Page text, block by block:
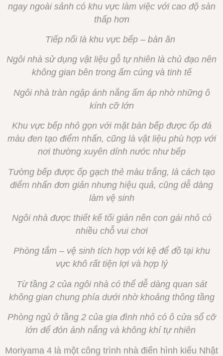
ngay ngoài sảnh có khu vực làm việc với cao độ sàn
thấp hơn
Tiếp nối là khu vực bếp – bàn ăn
Ngôi nhà sử dụng vật liệu gỗ tự nhiên là chủ đạo nên
không gian bên trong ấm cúng và tinh tế
Ngôi nhà tràn ngập ánh nắng ấm áp nhờ những ô
kính cỡ lớn
Khu vực bếp nhỏ gọn với mặt bàn bếp được ốp đá
màu đen tạo điểm nhấn, cũng là vật liệu phù hợp với
nơi thường xuyên dính nước như bếp
Tường bếp được ốp gạch thẻ màu trắng, là cách tạo
điểm nhấn đơn giản nhưng hiệu quả, cũng dễ dàng
làm vệ sinh
Ngôi nhà được thiết kế tối giản nên con gái nhỏ có
nhiều chỗ vui chơi
Phòng tắm – vệ sinh tích hợp với kệ để đồ tại khu
vực khô rất tiện lợi và hợp lý
Từ tầng 2 của ngôi nhà có thể dễ dàng quan sát
không gian chung phía dưới nhờ khoảng thông tầng
Phòng ngủ ở tầng 2 của gia đình nhỏ có ô cửa sổ cỡ
lớn để đón ánh nắng và không khí tự nhiên
Moriyama 4 là một công trình nhà điển hình kiểu Nhật